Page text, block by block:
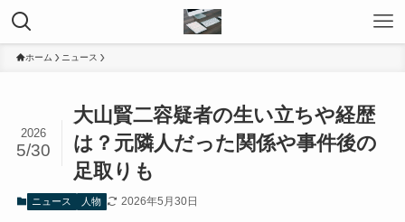
ホーム ニュース
大山賢二容疑者の生い立ちや経歴
は？元隣人だった関係や事件後の
足取りも
2026
5/30
ニュース 人物 2026年5月30日